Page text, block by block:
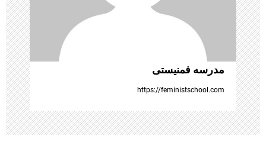
ه‌
ه
ا
مدرسه فمنیستی
https://feministschool.com